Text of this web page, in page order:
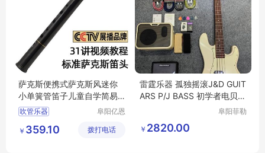
萨克斯便携式萨克斯风迷你
小单簧管笛子儿童自学简易
吹管乐器
吹管乐器
吹管乐器厂家直销
阜阳亿恩
有限公司
￥ 359.10 拨打电话
雷霆乐器 孤独摇滚J&D GUIT
ARS P/J BASS 初学者电贝司
阜阳菲勒
￥ 2820.00